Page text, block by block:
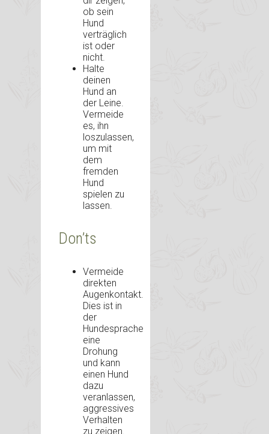
ob sein
Hund
verträglich
ist oder
nicht.
Halte
deinen
Hund an
der Leine.
Vermeide
es, ihn
loszulassen,
um mit
dem
fremden
Hund
spielen zu
lassen.
Don’ts
Vermeide
direkten
Augenkontakt.
Dies ist in
der
Hundesprache
eine
Drohung
und kann
einen Hund
dazu
veranlassen,
aggressives
Verhalten
zu zeigen.